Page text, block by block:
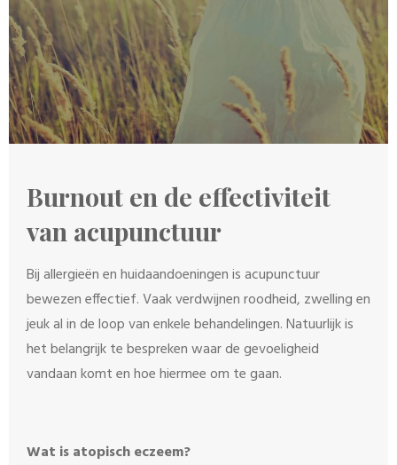
Burnout en de effectiviteit
van acupunctuur
Bij allergieën en huidaandoeningen is acupunctuur
bewezen effectief. Vaak verdwijnen roodheid, zwelling en
jeuk al in de loop van enkele behandelingen. Natuurlijk is
het belangrijk te bespreken waar de gevoeligheid
vandaan komt en hoe hiermee om te gaan.
Wat is atopisch eczeem?